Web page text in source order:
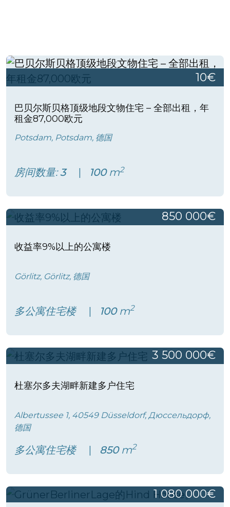
10€
巴贝尔斯贝格顶级地段文物住宅 – 全部出租，年
租金87,000欧元
Potsdam, Potsdam, 德国
房间数量:3 100m2
850 000€
收益率9%以上的公寓楼
Görlitz, Görlitz, 德国
多公寓住宅楼 100m2
3 500 000€
杜塞尔多夫湖畔新建多户住宅
Albertussee 1, 40549 Düsseldorf, Дюссельдорф,
德国
多公寓住宅楼 850m2
1 080 000€